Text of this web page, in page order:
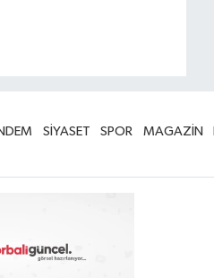
SİYASET SPOR MAGAZİN